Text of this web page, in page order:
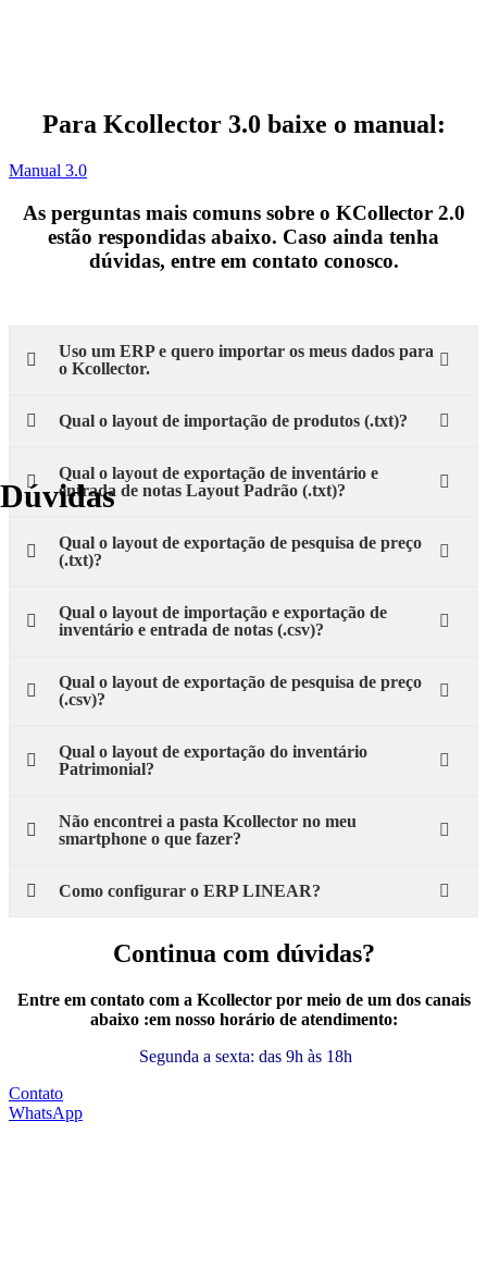
Dúvidas
Para Kcollector 3.0 baixe o manual:
Manual 3.0
As perguntas mais comuns sobre o KCollector 2.0
estão respondidas abaixo. Caso ainda tenha
dúvidas, entre em contato conosco.
Uso um ERP e quero importar os meus dados para
o Kcollector.
Qual o layout de importação de produtos (.txt)?
Qual o layout de exportação de inventário e
entrada de notas Layout Padrão (.txt)?
Qual o layout de exportação de pesquisa de preço
(.txt)?
Qual o layout de importação e exportação de
inventário e entrada de notas (.csv)?
Qual o layout de exportação de pesquisa de preço
(.csv)?
Qual o layout de exportação do inventário
Patrimonial?
Não encontrei a pasta Kcollector no meu
smartphone o que fazer?
Como configurar o ERP LINEAR?
Continua com dúvidas?
Entre em contato com a Kcollector por meio de um dos canais
abaixo :em nosso horário de atendimento:
Segunda a sexta: das 9h às 18h
Contato
WhatsApp